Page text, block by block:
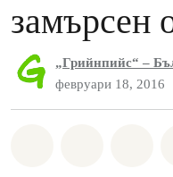
замърсен
„Грийнпийс“ –
февруари 18, 2016